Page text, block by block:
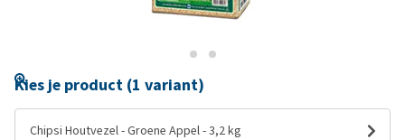
Kies je product (1 variant)
Chipsi Houtvezel - Groene Appel - 3,2 kg